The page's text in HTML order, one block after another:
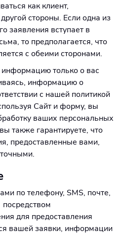
как клиент,
стороны. Если одна из
заявления вступает в
то предполагается, что
с обеими сторонами.
только о вас
информацию о
с нашей политикой
Сайт и форму, вы
ваших персональных
также гарантируете, что
предоставленные вами,
по телефону, SMS, почте,
для предоставления
вашей заявки, информации